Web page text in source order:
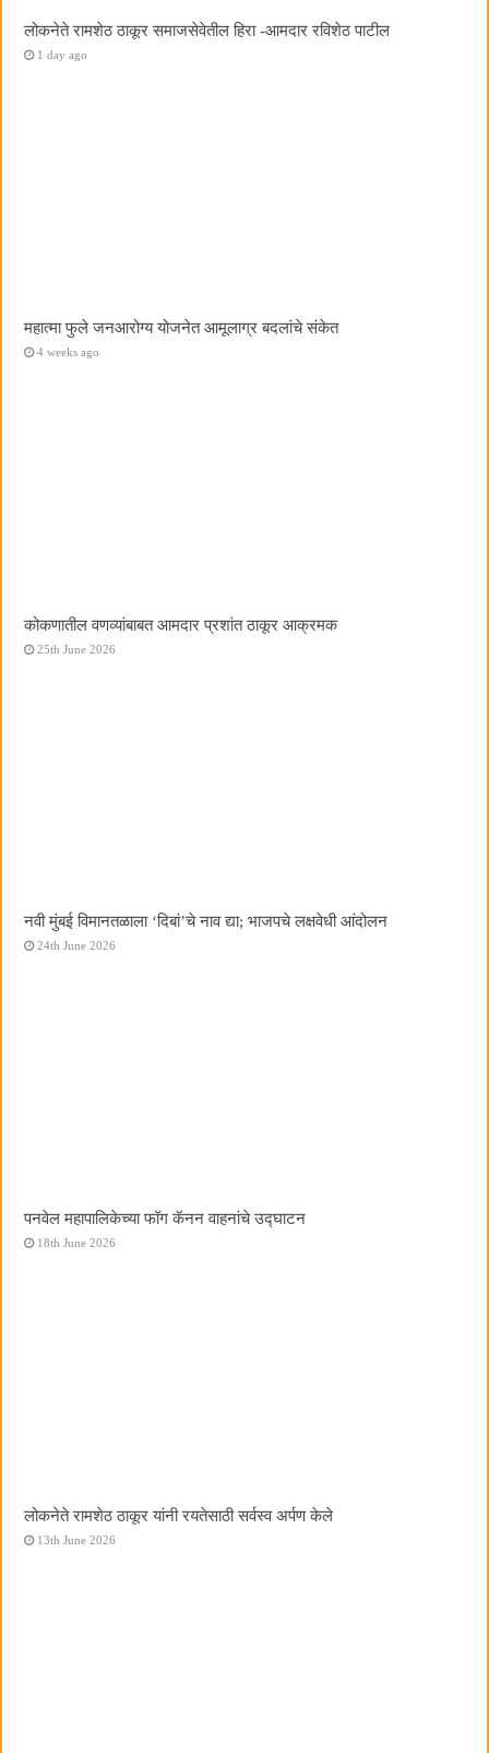
लोकनेते रामशेठ ठाकूर समाजसेवेतील हिरा -आमदार रविशेठ पाटील
1 day ago
महात्मा फुले जनआरोग्य योजनेत आमूलाग्र बदलांचे संकेत
4 weeks ago
कोकणातील वणव्यांबाबत आमदार प्रशांत ठाकूर आक्रमक
25th June 2026
नवी मुंबई विमानतळाला ‌‘दिबां‌’चे नाव द्या; भाजपचे लक्षवेधी आंदोलन
24th June 2026
पनवेल महापालिकेच्या फॉग कॅनन वाहनांचे उद्घाटन
18th June 2026
लोकनेते रामशेठ ठाकूर यांनी रयतेसाठी सर्वस्व अर्पण केले
13th June 2026